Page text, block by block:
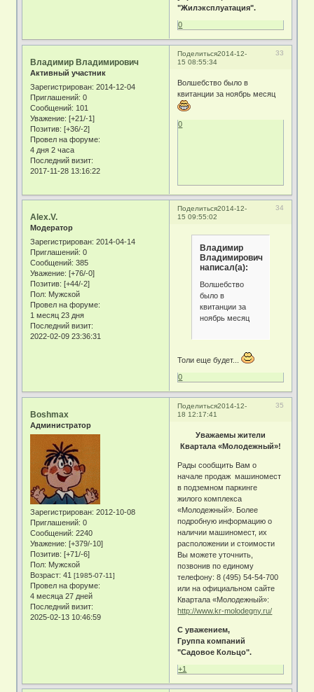
"Жилэксплуатация".
0
Поделиться 33
2014-12-
15 08:55:34
Владимир Владимирович
Активный участник
Зарегистрирован: 2014-12-04
Приглашений: 0
Сообщений: 101
Уважение: [+21/-1]
Позитив: [+36/-2]
Провел на форуме:
4 дня 2 часа
Последний визит:
2017-11-28 13:16:22
Волшебство было в
квитанции за ноябрь месяц
0
Поделиться 34
2014-12-
15 09:55:02
Alex.V.
Модератор
Зарегистрирован: 2014-04-14
Приглашений: 0
Сообщений: 385
Уважение: [+76/-0]
Позитив: [+44/-2]
Пол: Мужской
Провел на форуме:
1 месяц 23 дня
Последний визит:
2022-02-09 23:36:31
Владимир
Владимирович
написал(а):
Волшебство
было в
квитанции за
ноябрь месяц
Толи еще будет...
0
Поделиться 35
2014-12-
18 12:17:41
Boshmax
Администратор
Зарегистрирован: 2012-10-08
Приглашений: 0
Сообщений: 2240
Уважение: [+379/-10]
Позитив: [+71/-6]
Пол: Мужской
Возраст: 41[1985-07-11]
Провел на форуме:
4 месяца 27 дней
Последний визит:
2025-02-13 10:46:59
Уважаемы жители
Квартала «Молодежный»!
Рады сообщить Вам о
начале продаж машиномест
в подземном паркинге
жилого комплекса
«Молодежный». Более
подробную информацию о
наличии машиномест, их
расположении и стоимости
Вы можете уточнить,
позвонив по единому
телефону: 8 (495) 54-54-700
или на официальном сайте
Квартала «Молодежный»:
http://www.kr-molodegny.ru/
С уважением,
Группа компаний
"Садовое Кольцо".
+1